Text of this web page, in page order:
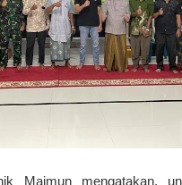
Maimun mengatakan,